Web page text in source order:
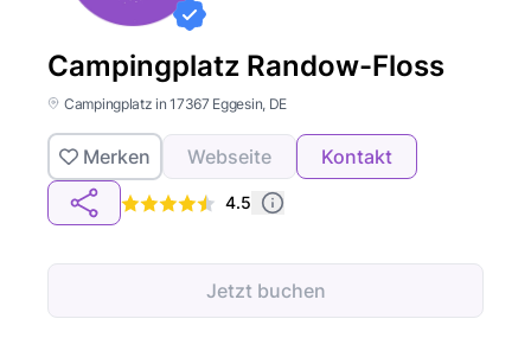
Campingplatz Randow-Floss
Campingplatz in 17367 Eggesin, DE
Merken Webseite Kontakt
4.5
Jetzt buchen